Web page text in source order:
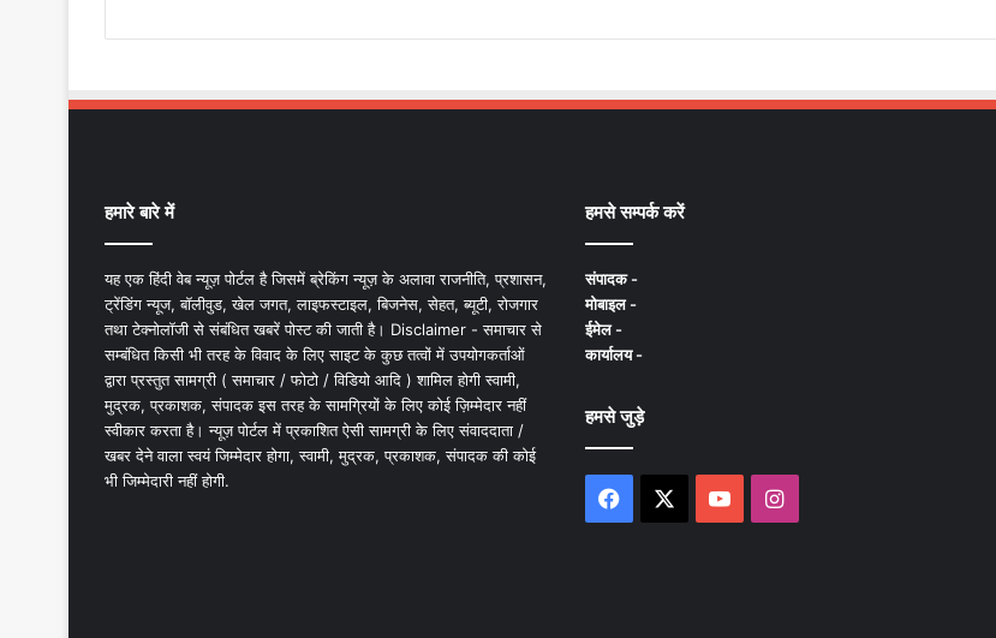
हमारे बारे में
यह एक हिंदी वेब न्यूज़ पोर्टल है जिसमें ब्रेकिंग न्यूज़ के अलावा राजनीति, प्रशासन,
ट्रेंडिंग न्यूज, बॉलीवुड, खेल जगत, लाइफस्टाइल, बिजनेस, सेहत, ब्यूटी, रोजगार
तथा टेक्नोलॉजी से संबंधित खबरें पोस्ट की जाती है। Disclaimer - समाचार से
सम्बंधित किसी भी तरह के विवाद के लिए साइट के कुछ तत्वों में उपयोगकर्ताओं
द्वारा प्रस्तुत सामग्री ( समाचार / फोटो / विडियो आदि ) शामिल होगी स्वामी,
मुद्रक, प्रकाशक, संपादक इस तरह के सामग्रियों के लिए कोई ज़िम्मेदार नहीं
स्वीकार करता है। न्यूज़ पोर्टल में प्रकाशित ऐसी सामग्री के लिए संवाददाता /
खबर देने वाला स्वयं जिम्मेदार होगा, स्वामी, मुद्रक, प्रकाशक, संपादक की कोई
भी जिम्मेदारी नहीं होगी.
हमसे सम्पर्क करें
संपादक -
मोबाइल -
ईमेल -
कार्यालय -
हमसे जुड़े
Facebook YouTubeInstagram